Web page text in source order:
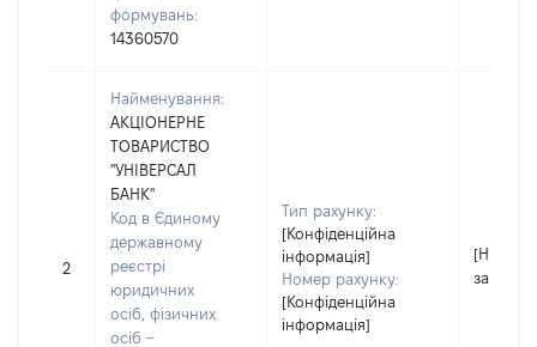
формувань:
14360570
2
Найменування:
АКЦІОНЕРНЕ
ТОВАРИСТВО
"УНІВЕРСАЛ
БАНК"
Код в Єдиному
державному
реєстрі
юридичних
осіб, фізичних
осіб –
Тип рахунку:
[Конфіденційна
інформація]
Номер рахунку:
[Конфіденційна
інформація]
[Не